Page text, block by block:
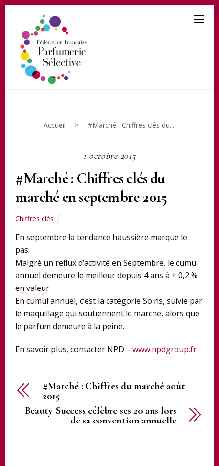
Accueil > #Marché : Chiffres clés du...
1 octobre 2015
#Marché : Chiffres clés du
marché en septembre 2015
Chiffres clés
En septembre la tendance haussière marque le
pas.
Malgré un reflux d’activité en Septembre, le cumul
annuel demeure le meilleur depuis 4 ans à + 0,2 %
en valeur.
En cumul annuel, c’est la catégorie Soins, suivie par
le maquillage qui soutiennent le marché, alors que
le parfum demeure à la peine.
En savoir plus, contacter NPD –www.npdgroup.fr
#Marché : Chiffres du marché août
2015
Beauty Success célèbre ses 20 ans lors
de sa convention annuelle